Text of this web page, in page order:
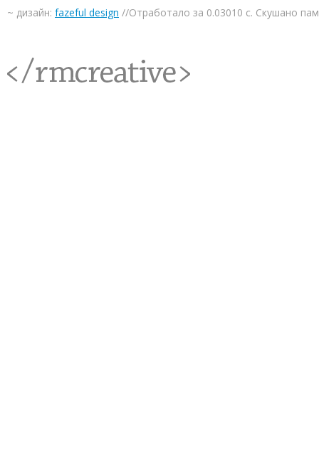
~ дизайн: fazeful design //Отработало за 0.03010 с. Скушано
<rmcreative/>